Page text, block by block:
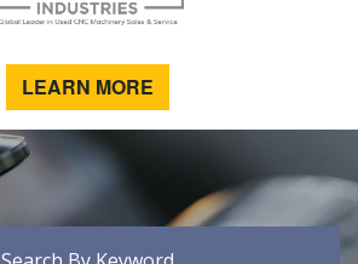
LEARN MORE